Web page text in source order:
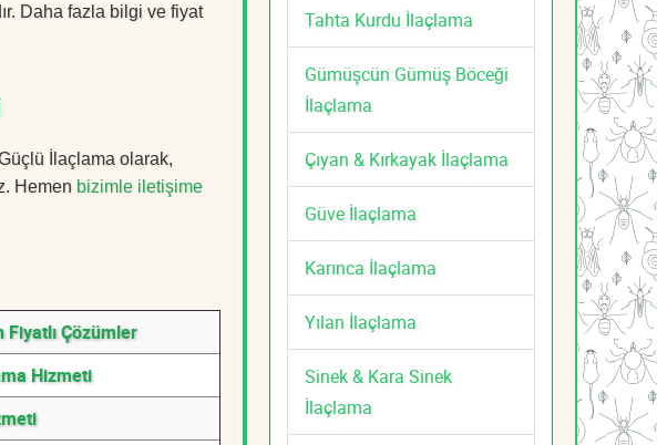
Daha fazla bilgi ve fiyat
İlaçlama olarak,
Hemen bizimle iletişime
Çözümler
Hizmeti
Tahta Kurdu İlaçlama
Gümüşcün Gümüş Böceği
İlaçlama
Çıyan & Kırkayak İlaçlama
Güve İlaçlama
Karınca İlaçlama
Yılan İlaçlama
Sinek & Kara Sinek
İlaçlama